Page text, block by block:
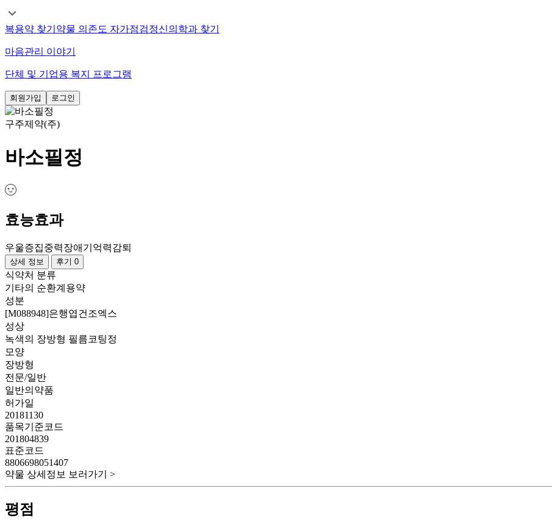
복용약 찾기 약물 의존도 자가점검정신의학과 찾기
마음관리 이야기
단체 및 기업용 복지 프로그램
회원가입 로그인
구주제약(주)
바소필정
효능효과
우울증집중력장애 기억력감퇴
상세 정보 후기 0
식약처 분류
기타의 순환계용약
성분
[M088948]은행엽건조엑스
성상
녹색의 장방형 필름코팅정
모양
장방형
전문/일반
일반의약품
허가일
20181130
품목기준코드
201804839
표준코드
8806698051407
약물 상세정보 보러가기 >
평점